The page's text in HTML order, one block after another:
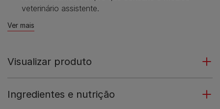
veterinário assistente.
Ver mais
Visualizar produto
Ingredientes e nutrição